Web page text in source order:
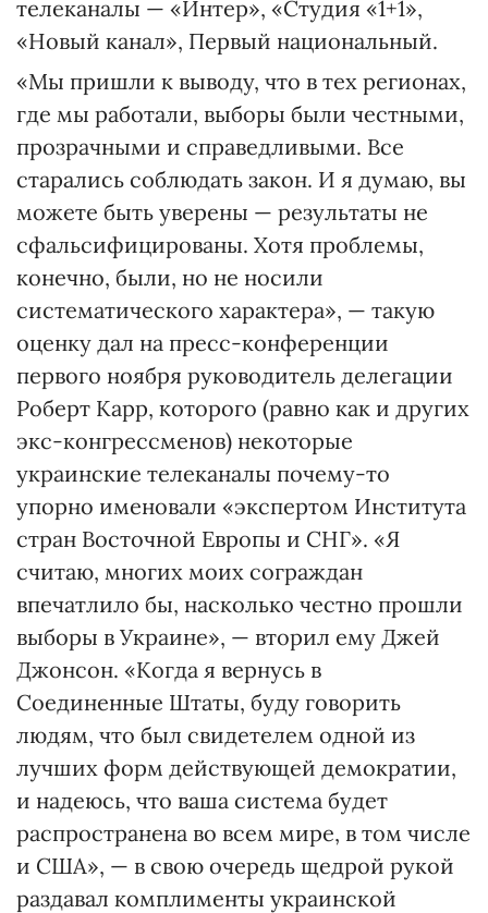
телеканалы — «Интер», «Студия «1+1»,
«Новый канал», Первый национальный.
«Мы пришли к выводу, что в тех регионах,
где мы работали, выборы были честными,
прозрачными и справедливыми. Все
старались соблюдать закон. И я думаю, вы
можете быть уверены — результаты не
сфальсифицированы. Хотя проблемы,
конечно, были, но не носили
систематического характера», — такую
оценку дал на пресс-конференции
первого ноября руководитель делегации
Роберт Карр, которого (равно как и других
экс-конгрессменов) некоторые
украинские телеканалы почему-то
упорно именовали «экспертом Института
стран Восточной Европы и СНГ». «Я
считаю, многих моих сограждан
впечатлило бы, насколько честно прошли
выборы в Украине», — вторил ему Джей
Джонсон. «Когда я вернусь в
Соединенные Штаты, буду говорить
людям, что был свидетелем одной из
лучших форм действующей демократии,
и надеюсь, что ваша система будет
распространена во всем мире, в том числе
и США», — в свою очередь щедрой рукой
раздавал комплименты украинской